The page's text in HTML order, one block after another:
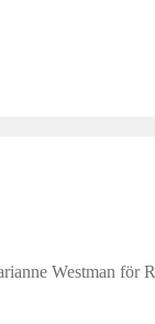
Westman